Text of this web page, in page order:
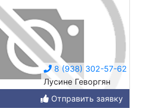
8 (938) 302-57-62
Лусине Геворгян
Отправить заявку